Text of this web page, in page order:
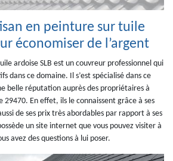
en peinture sur tuile
économiser de l’argent
ardoise SLB est un couvreur professionnel qui
dans ce domaine. Il s’est spécialisé dans ce
belle réputation auprès des propriétaires à
29470. En effet, ils le connaissent grâce à ses
de ses prix très abordables par rapport à ses
un site internet que vous pouvez visiter à
avez des questions à lui poser.